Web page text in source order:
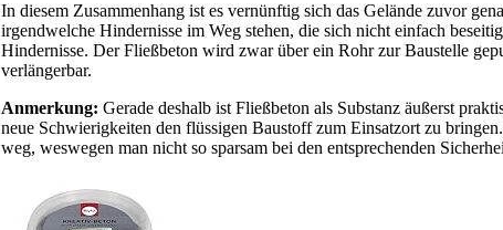
In diesem Zusammenhang ist es vernünftig sich das Gelände zuvor
irgendwelche Hindernisse im Weg stehen, die sich nicht einfach
Hindernisse. Der Fließbeton wird zwar über ein Rohr zur Baustelle
verlängerbar.
Anmerkung: Gerade deshalb ist Fließbeton als Substanz äußerst
neue Schwierigkeiten den flüssigen Baustoff zum Einsatzort zu
weg, weswegen man nicht so sparsam bei den entsprechenden